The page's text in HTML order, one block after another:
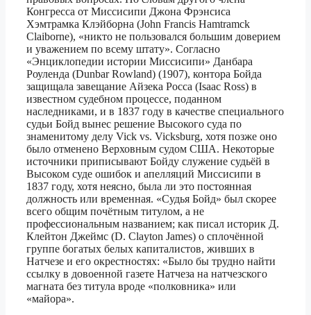
Конгресса от Миссисипи Джона Фрэнсиса
Хэмтрамка Клэйборна (John Francis Hamtramck
Claiborne), «никто не пользовался большим доверием
и уважением по всему штату». Согласно
«Энциклопедии истории Миссисипи» Данбара
Роуленда (Dunbar Rowland) (1907), контора Бойда
защищала завещание Айзека Росса (Isaac Ross) в
известном судебном процессе, поданном
наследниками, и в 1837 году в качестве специального
судьи Бойд вынес решение Высокого суда по
знаменитому делу Vick vs. Vicksburg, хотя позже оно
было отменено Верховным судом США. Некоторые
источники приписывают Бойду служение судьёй в
Высоком суде ошибок и апелляций Миссисипи в
1837 году, хотя неясно, была ли это постоянная
должность или временная. «Судья Бойд» был скорее
всего общим почётным титулом, а не
профессиональным названием; как писал историк Д.
Клейтон Джеймс (D. Clayton James) о сплочённой
группе богатых белых капиталистов, живших в
Натчезе и его окрестностях: «Было бы трудно найти
ссылку в довоенной газете Натчеза на натчезского
магната без титула вроде «полковника» или
«майора».